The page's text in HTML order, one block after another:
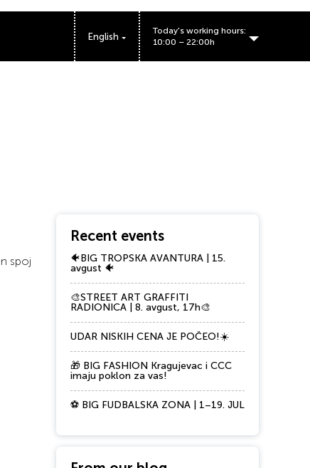
English
Today's working hours:
10:00 – 22:00h
spoj
Recent events
🐠BIG TROPSKA AVANTURA | 15.
avgust 🐠
🎨STREET ART GRAFFITI
RADIONICA | 8. avgust, 17h🎨
UDAR NISKIH CENA JE POČEO!☀️
🎁 BIG FASHION Kragujevac i CCC
imaju poklon za vas!
⚽ BIG FUDBALSKA ZONA | 1–19. JUL